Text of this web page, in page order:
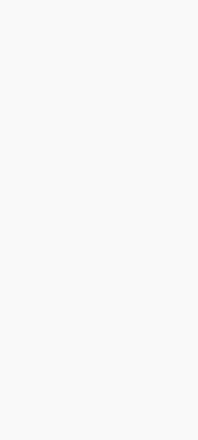
动及学校外展计划
（房协）的认识，房协特别设计了
斗士」桌上游戏，并于2023年7月举
先试玩。此外，房协透过外展计
构，以生动有趣方式介绍香港房屋